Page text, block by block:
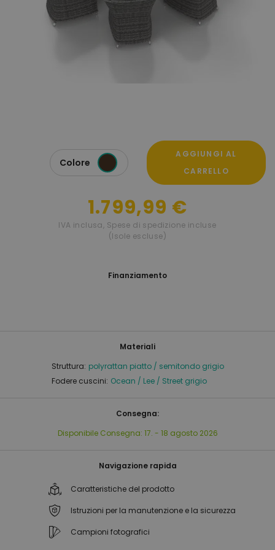
Colore
AGGIUNGI AL
CARRELLO
1.799,99 €
IVA inclusa, Spese di spedizione incluse
(Isole escluse)
Materiali
Struttura: polyrattan piatto / semitondo grigio
Fodere cuscini: Ocean / Lee / Street grigio
Consegna:
Disponibile Consegna: 17. - 18 agosto 2026
Navigazione rapida
Caratteristiche del prodotto
Istruzioni per la manutenzione e la sicurezza
Campioni fotografici
Finanziamento